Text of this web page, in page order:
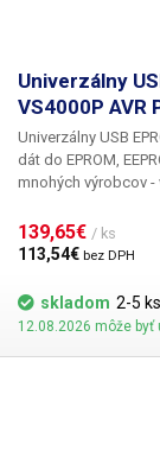
Univerzálny
VS4000P AVR
Univerzálny USB
dát do EPROM,
mnohých výrobcov
USB. Kábel je
mazanie EPROM
flasher VS4000P
139,65€ / ks
113,54€ bez DPH
skladom 2-5 ks
12.08.2026 môže byť